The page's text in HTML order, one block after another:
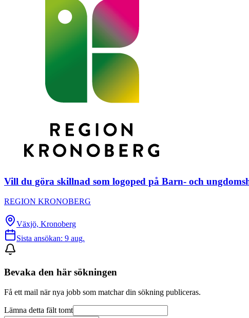
Vill du göra skillnad som logoped på Barn- och
REGION KRONOBERG
Växjö, Kronoberg
Sista ansökan: 9 aug.
Bevaka den här sökningen
Få ett mail när nya jobb som matchar din sökning publiceras.
Lämna detta fält tomt